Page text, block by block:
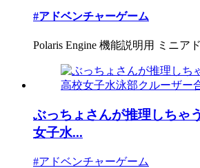
#アドベンチャーゲーム
Polaris Engine 機能説明用 ミニア
ぶっちょさんが推理しちゃ
女子水...
#アドベンチャーゲーム